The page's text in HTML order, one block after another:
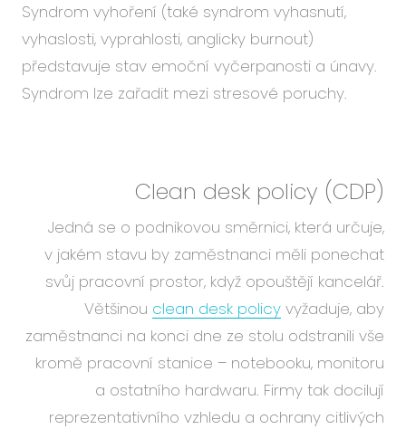
Syndrom vyhoření (také syndrom vyhasnutí,
vyhaslosti, vyprahlosti, anglicky burnout)
představuje stav emoční vyčerpanosti a únavy.
Syndrom lze zařadit mezi stresové poruchy.
Clean desk policy (CDP)
Jedná se o podnikovou směrnici, která určuje,
v jakém stavu by zaměstnanci měli ponechat
svůj pracovní prostor, když opouštějí kancelář.
Většinou clean desk policy vyžaduje, aby
zaměstnanci na konci dne ze stolu odstranili vše
kromě pracovní stanice – notebooku, monitoru
a ostatního hardwaru. Firmy tak docilují
reprezentativního vzhledu a ochrany citlivých